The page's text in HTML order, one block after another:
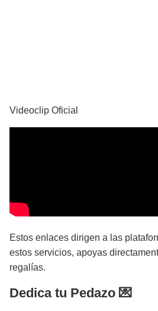
Videoclip Oficial
Estos enlaces dirigen a las
estos servicios, apoyas
regalías.
Dedica tu Pedazo 💌